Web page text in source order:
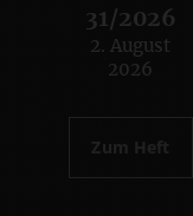
31/2026
:
2. August
2026
Zum Heft